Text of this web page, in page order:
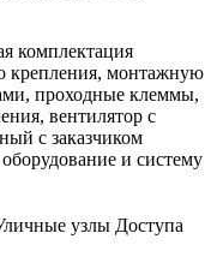
комплектация
крепления, монтажную
проходные клеммы,
вентилятор с
с заказчиком
и систему